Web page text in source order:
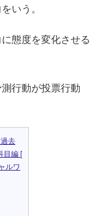
いう。
態度を変化させる
行動が投票行動
去
編 [
ルワ